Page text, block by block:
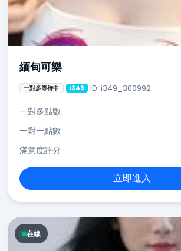
緬甸可樂
一對多等待中 i349 ID: i349_300992
一對多點數
一對一點數
滿意度評分
立即進入
在線